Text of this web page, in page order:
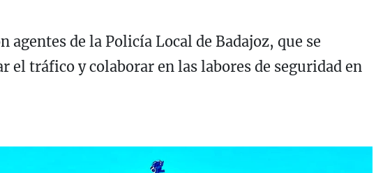
de la Policía Local de Badajoz, que se
el tráfico y colaborar en las labores de seguridad en